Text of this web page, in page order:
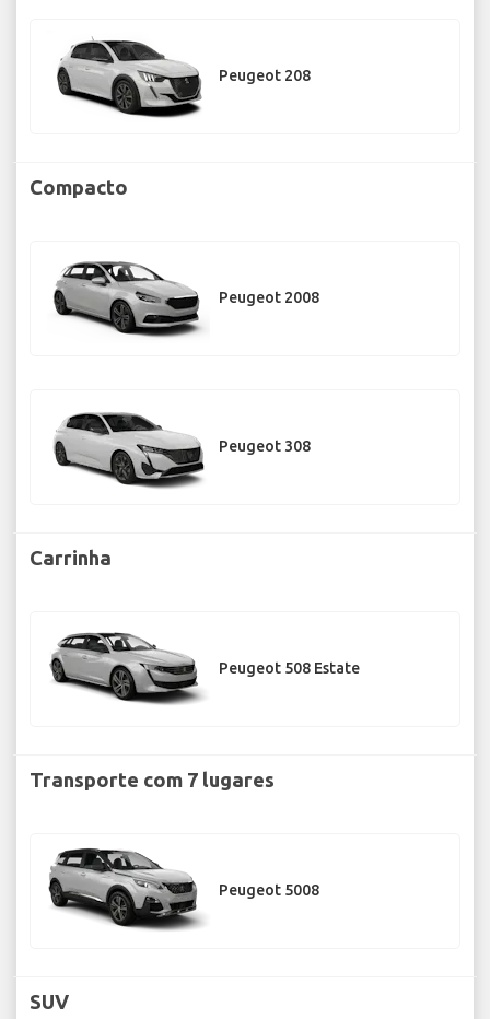
Peugeot 208
Compacto
Peugeot 2008
Peugeot 308
Carrinha
Peugeot 508 Estate
Transporte com 7 lugares
Peugeot 5008
SUV